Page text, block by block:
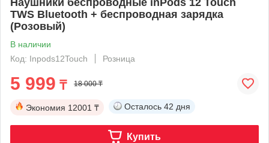
TWS Bluetooth + беспроводная зарядка
(Розовый)
В наличии
Код: Inpods12Touch
Розница
5 999 ₸ 18 000 ₸
Экономия 12001 ₸ Осталось 42 дня
Купить